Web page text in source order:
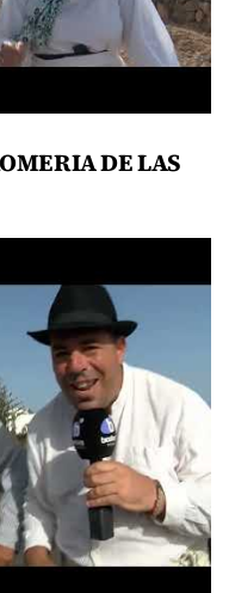
DE LAS